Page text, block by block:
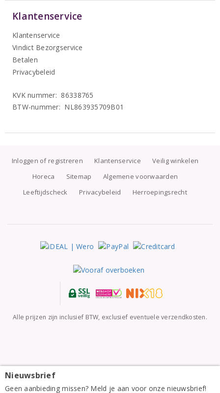
Chakana Mendoza Estate Selection Chardonnay 2022
Klantenservice
Klantenservice
Vindict Bezorgservice
Betalen
Privacybeleid
KVK nummer: 86338765
BTW-nummer: NL863935709B01
Inloggen of registreren Klantenservice
Veilig winkelen
Horeca
Sitemap
Algemene voorwaarden
Leeftijdscheck
Privacybeleid Herroepingsrecht
Alle prijzen zijn inclusief BTW, exclusief eventuele verzendkosten.
Nieuwsbrief
Geen aanbieding missen? Meld je aan voor onze nieuwsbrief!